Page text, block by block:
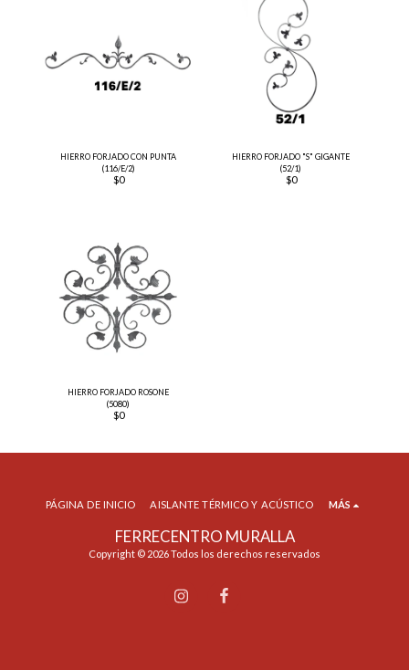
HIERRO FORJADO CON PUNTA
(116/E/2)
$0
HIERRO FORJADO "S" GIGANTE
(52/1)
$0
HIERRO FORJADO ROSONE
(5080)
$0
FERRECENTRO MURALLA
Copyright © 2026 Todos los derechos reservados
PÁGINA DE INICIO AISLANTE TÉRMICO Y ACÚSTICO MÁS